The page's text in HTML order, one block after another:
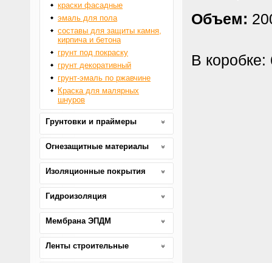
Объем:
В коробке:
краски фасадные
эмаль для пола
составы для защиты камня,
кирпича и бетона
грунт под покраску
грунт декоративный
грунт-эмаль по ржавчине
Краска для малярных
шнуров
Грунтовки и праймеры
Огнезащитные материалы
Изоляционные покрытия
Гидроизоляция
Мембрана ЭПДМ
Ленты строительные